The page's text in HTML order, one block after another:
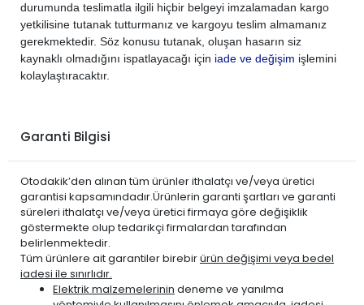
PEUGEOT
508 2019-2024 DİZEL
1.5 BlueHDi
PEUGEOT
EXPERT 2001-2013 DİZEL
1.6 HDi
PEUGEOT
EXPERT 2001-2013 DİZEL
1.9 D
PEUGEOT
EXPERT 2001-2013
PEUGEOT
RİFTER 2018-2024
durumunda teslimatla ilgili hiçbir belgeyi imzalamadan kargo
yetkilisine tutanak tutturmanız ve kargoyu teslim almamanız
gerekmektedir. Söz konusu tutanak, oluşan hasarın siz
kaynaklı olmadığını ispatlayacağı için iade ve değişim işlemini
kolaylaştıracaktır.
Garanti Bilgisi
Otodakik’den alınan tüm ürünler ithalatçı ve/veya üretici
garantisi kapsamındadır.Ürünlerin garanti şartları ve garanti
süreleri ithalatçı ve/veya üretici firmaya göre değişiklik
göstermekte olup tedarikçi firmalardan tarafından
belirlenmektedir.
Tüm ürünlere ait garantiler birebirürün değişimi veya bedel
iadesi ile sınırlıdır.
Elektrik malzemelerinin deneme ve yanılma